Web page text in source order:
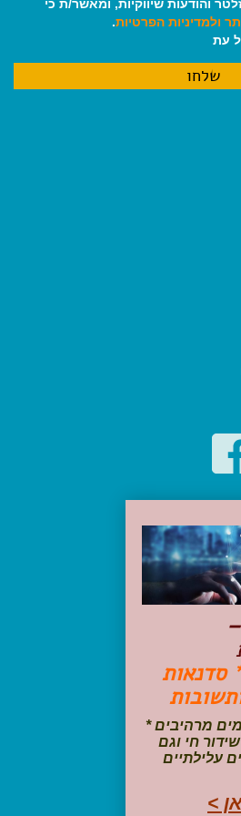
והודעות שיווקיות, ומאשר/ת כי
ולמדיניות הפרטיות.
עת
סדנאות
מרהיבים *
חי וגם
עלילתיים
>